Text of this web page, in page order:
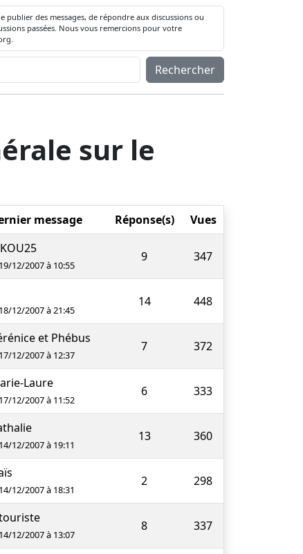
des messages, de répondre aux discussions ou
passées. Nous vous remercions pour votre
Rechercher
sur le
message Réponse(s) Vues
12/2007 à 10:55
9 347
12/2007 à 21:45
14 448
et Phébus
12/2007 à 12:37
7 372
Laure
12/2007 à 11:52
6 333
12/2007 à 19:11
13 360
12/2007 à 18:31
2 298
12/2007 à 13:07
8 337